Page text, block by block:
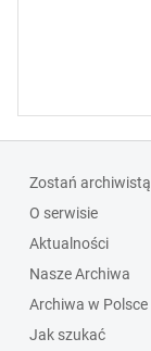
Zostań archiwistą
O serwisie
Aktualności
Nasze Archiwa
Archiwa w Polsce
Jak szukać